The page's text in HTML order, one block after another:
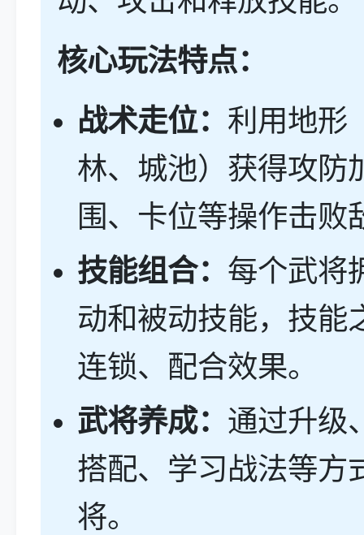
核心玩法特点：
战术走位： 利用地形
林、城池）获得攻防
围、卡位等操作击败
技能组合： 每个武将
动和被动技能，技能
连锁、配合效果。
武将养成： 通过升级
搭配、学习战法等方
将。